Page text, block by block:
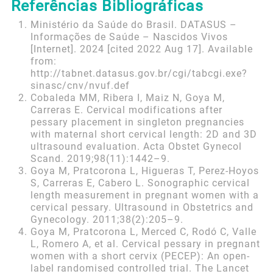
Referências Bibliográficas
Ministério da Saúde do Brasil. DATASUS –
Informações de Saúde – Nascidos Vivos
[Internet]. 2024 [cited 2022 Aug 17]. Available
from:
http://tabnet.datasus.gov.br/cgi/tabcgi.exe?
sinasc/cnv/nvuf.def
Cobaleda MM, Ribera I, Maiz N, Goya M,
Carreras E. Cervical modifications after
pessary placement in singleton pregnancies
with maternal short cervical length: 2D and 3D
ultrasound evaluation. Acta Obstet Gynecol
Scand. 2019;98(11):1442–9.
Goya M, Pratcorona L, Higueras T, Perez-Hoyos
S, Carreras E, Cabero L. Sonographic cervical
length measurement in pregnant women with a
cervical pessary. Ultrasound in Obstetrics and
Gynecology. 2011;38(2):205–9.
Goya M, Pratcorona L, Merced C, Rodó C, Valle
L, Romero A, et al. Cervical pessary in pregnant
women with a short cervix (PECEP): An open-
label randomised controlled trial. The Lancet